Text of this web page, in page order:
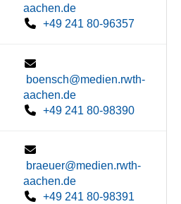
aachen.de
+49 241 80-96357
boensch@medien.rwth-
aachen.de
+49 241 80-98390
braeuer@medien.rwth-
aachen.de
+49 241 80-98391